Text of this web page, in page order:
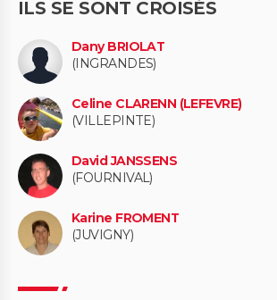
ILS SE SONT CROISÉS
Dany BRIOLAT
(INGRANDES)
Celine CLARENN (LEFEVRE)
(VILLEPINTE)
David JANSSENS
(FOURNIVAL)
Karine FROMENT
(JUVIGNY)